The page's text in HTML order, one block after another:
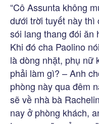
“Cô Assunta không
dưới trời tuyết này thì
sói lang thang đói ăn
Khi đó cha Paolino
là dòng nhặt, phụ nữ
phải làm gì? – Anh
phòng này qua đêm
sẽ về nhà bà
nay ở phòng khách,